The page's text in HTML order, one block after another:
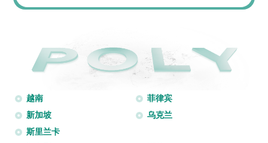
越南
菲律宾
新加坡
乌克兰
斯里兰卡